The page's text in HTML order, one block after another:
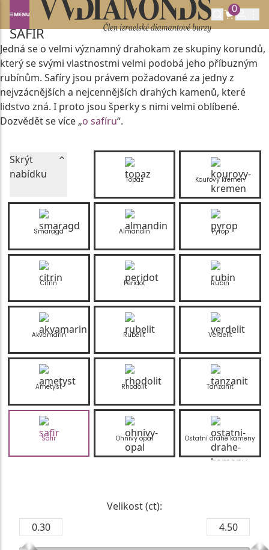
0
Domů DRAHOKAMY A POLODRAHOKAMY SAFÍR
SAFÍR
Jedná se o velmi významný drahokam ze skupiny korundů,
který se svými vlastnostmi velmi podobá jeho příbuzným
rubínům. Safíry jsou právem požadované za jedny z
nejvzácnějších a nejcennějších drahých kamenů, které
lidstvo zná. I proto jsou šperky s nimi velmi oblíbené.
Dozvědět se více „o safíru“.
Skrýt
nabídku
Topaz Kouřový křemen
Smaragd Almandin Pyrop
Citrín Peridot Rubín
Akvamarín Rubelit Verdelit
Ametyst Rhodolit Tanzanit
Safír Ohnivý opál Ostatní drahé kameny
Velikost (ct):